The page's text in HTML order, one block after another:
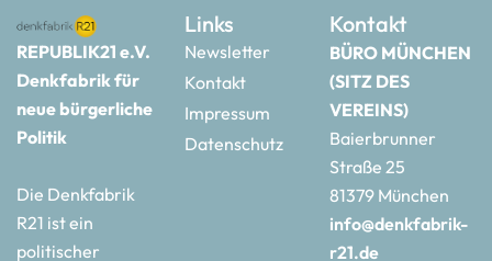
REPUBLIK21 e.V.
Denkfabrik für
neue bürgerliche
Politik
Die Denkfabrik
R21 ist ein
politischer
Links
Newsletter
Kontakt
Impressum
Datenschutz
Kontakt
BÜRO MÜNCHEN
(SITZ DES
VEREINS)
Baierbrunner
Straße 25
81379 München
info@denkfabrik-
r21.de